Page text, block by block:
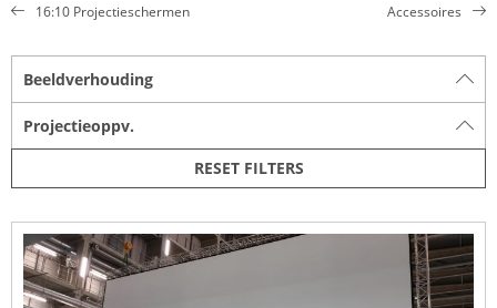
16:10 Projectieschermen Accessoires
Beeldverhouding
Projectieoppv.
RESET FILTERS